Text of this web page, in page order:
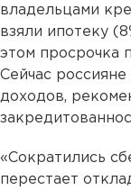
владельцами
взяли ипотеку
этом просрочка
Сейчас
доходов,
«Сократились
перестает